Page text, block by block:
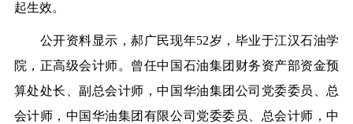
起生效。
公开资料显示，郝广民现年52岁，毕业于江汉石油学
院，正高级会计师。曾任中国石油集团财务资产部资金预
算处处长、副总会计师，中国华油集团公司党委委员、总
会计师，中国华油集团有限公司党委委员、总会计师，中